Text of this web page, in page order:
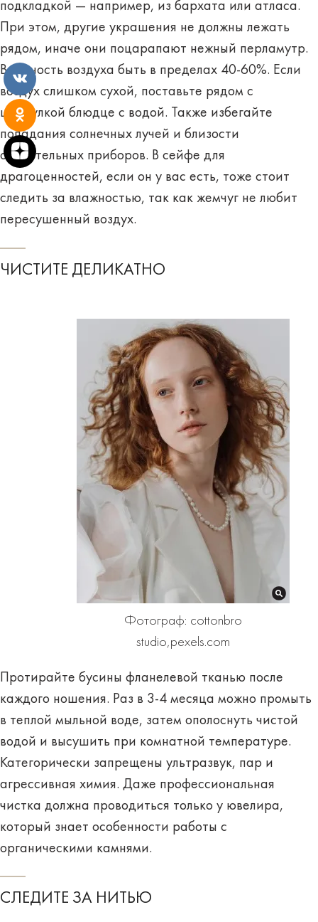
подкладкой — например, из бархата или атласа.
При этом, другие украшения не должны лежать
рядом, иначе они поцарапают нежный перламутр.
Влажность воздуха быть в пределах 40-60%. Если
воздух слишком сухой, поставьте рядом с
шкатулкой блюдце с водой. Также избегайте
попадания солнечных лучей и близости
отопительных приборов. В сейфе для
драгоценностей, если он у вас есть, тоже стоит
следить за влажностью, так как жемчуг не любит
пересушенный воздух.
ЧИСТИТЕ ДЕЛИКАТНО
Фотограф: cottonbro
studio,pexels.com
Протирайте бусины фланелевой тканью после
каждого ношения. Раз в 3-4 месяца можно промыть
в теплой мыльной воде, затем ополоснуть чистой
водой и высушить при комнатной температуре.
Категорически запрещены ультразвук, пар и
агрессивная химия. Даже профессиональная
чистка должна проводиться только у ювелира,
который знает особенности работы с
органическими камнями.
СЛЕДИТЕ ЗА НИТЬЮ